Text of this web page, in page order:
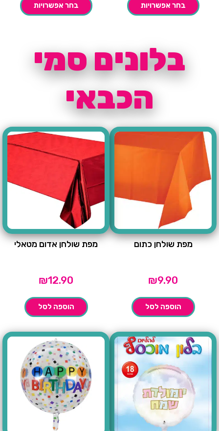
בחר אפשרויות בחר אפשרויות
בלונים סמי
הכבאי
מפת שולחן כתום
₪9.90
הוספה לסל
מפת שולחן אדום מטאלי
₪12.90
הוספה לסל